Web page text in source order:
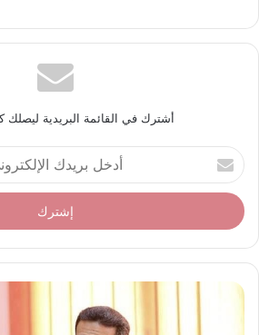
أشترك في القائمة البريدية
أ
د
خ
ل
ر
د